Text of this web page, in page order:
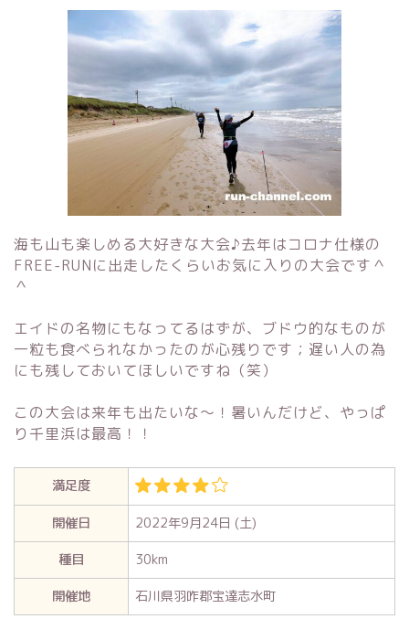
海も山も楽しめる大好きな大会♪去年はコロナ仕様の
FREE-RUNに出走したくらいお気に入りの大会です＾
＾
エイドの名物にもなってるはずが、ブドウ的なものが
一粒も食べられなかったのが心残りです；遅い人の為
にも残しておいてほしいですね（笑）
この大会は来年も出たいな〜！暑いんだけど、やっぱ
り千里浜は最高！！
満足度
開催日
2022年9月24日 (土)
種目
30km
開催地
石川県羽咋郡宝達志水町